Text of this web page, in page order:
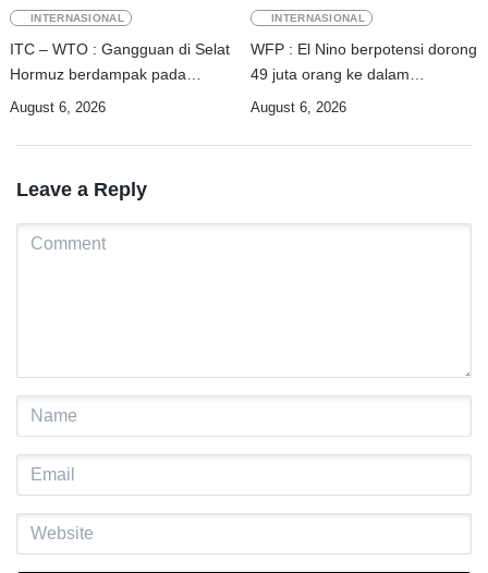
INTERNASIONAL
ITC – WTO : Gangguan di Selat
Hormuz berdampak pada
perdagangan energi, pupuk, dan
August 6, 2026
INTERNASIONAL
WFP : El Nino berpotensi dorong
49 juta orang ke dalam
kerawanan pangan akut
August 6, 2026
Leave a Reply